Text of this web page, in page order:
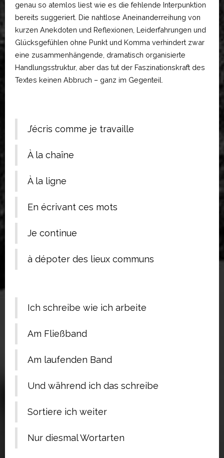
genau so atemlos liest wie es die fehlende Interpunktion
bereits suggeriert. Die nahtlose Aneinanderreihung von
kurzen Anekdoten und Reflexionen, Leiderfahrungen und
Glücksgefühlen ohne Punkt und Komma verhindert zwar
eine zusammenhängende, dramatisch organisierte
Handlungsstruktur, aber das tut der Faszinationskraft des
Textes keinen Abbruch – ganz im Gegenteil.
J’écris comme je travaille
À la chaîne
À la ligne
En écrivant ces mots
Je continue
à dépoter des lieux communs
Ich schreibe wie ich arbeite
Am Fließband
Am laufenden Band
Und während ich das schreibe
Sortiere ich weiter
Nur diesmal Wortarten